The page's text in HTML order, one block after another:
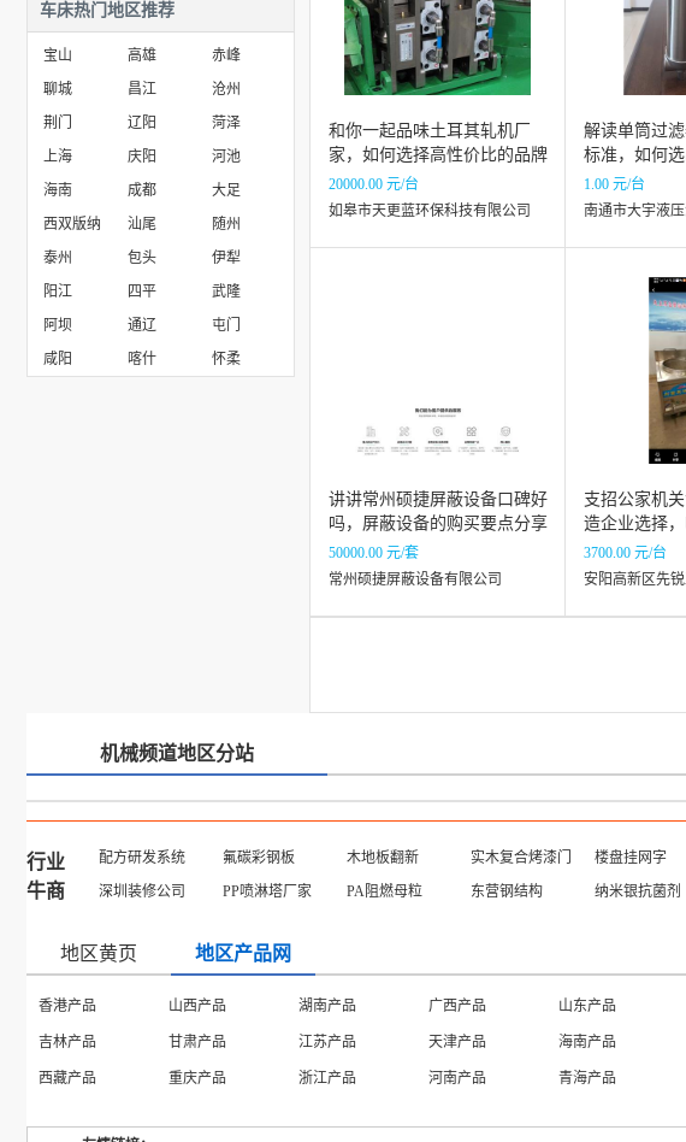
浙江优嘉科学仪器制造有限公司
宜柏嘉（宁波）智能科技有限公司
上海宙禹自动化技术有限公司
车床热门地区推荐
宝山 高雄
赤峰
聊城
昌江
沧州
荆门
辽阳
菏泽
上海
庆阳
河池
海南
成都
大足
西双版纳
汕尾
随州
泰州
包头
伊犁
阳江
四平
武隆
阿坝
通辽
屯门
咸阳
喀什 怀柔
和你一起品味土耳其轧机厂
家，如何选择高性价比的品牌
20000.00 元/台
如皋市天更蓝环保科技有限公司
解读单筒过
标准，如何
1.00 元/台
南通市大宇液
讲讲常州硕捷屏蔽设备口碑好
吗，屏蔽设备的购买要点分享
50000.00 元/套
常州硕捷屏蔽设备有限公司
支招公家机
造企业选择
3700.00 元/台
机械频道地区分站
行业
牛商
配方研发系统 氟碳彩钢板 木地板翻新 实木复合烤漆门 楼盘挂网字
深圳装修公司
PP喷淋塔厂家 PA阻燃母粒 东营钢结构 纳米银抗菌剂
地区黄页 地区产品网
香港产品 山西产品 湖南产品 广西产品 山东产品
吉林产品 甘肃产品 江苏产品 天津产品 海南产品
西藏产品 重庆产品 浙江产品 河南产品 青海产品